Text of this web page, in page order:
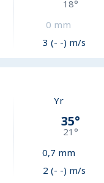
18°
0 mm
3 (- -) m/s
Yr
35°
21°
0,7 mm
2 (- -) m/s